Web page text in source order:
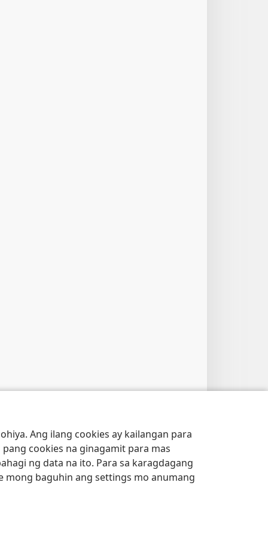
Ang ilang cookies ay kailangan para
cookies na ginagamit para mas
ng data na ito. Para sa karagdagang
mong baguhin ang settings mo anumang